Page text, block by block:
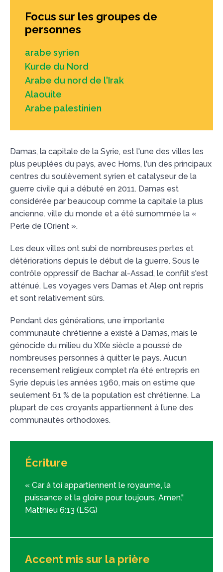
Focus sur les groupes de
personnes
arabe syrien
Kurde du Nord
Arabe du nord de l'Irak
Alaouite
Arabe palestinien
Damas, la capitale de la Syrie, est l'une des villes les
plus peuplées du pays, avec Homs, l'un des principaux
centres du soulèvement syrien et catalyseur de la
guerre civile qui a débuté en 2011. Damas est
considérée par beaucoup comme la capitale la plus
ancienne. ville du monde et a été surnommée la «
Perle de l’Orient ».
Les deux villes ont subi de nombreuses pertes et
détériorations depuis le début de la guerre. Sous le
contrôle oppressif de Bachar al-Assad, le conflit s'est
atténué. Les voyages vers Damas et Alep ont repris
et sont relativement sûrs.
Pendant des générations, une importante
communauté chrétienne a existé à Damas, mais le
génocide du milieu du XIXe siècle a poussé de
nombreuses personnes à quitter le pays. Aucun
recensement religieux complet n’a été entrepris en
Syrie depuis les années 1960, mais on estime que
seulement 61 % de la population est chrétienne. La
plupart de ces croyants appartiennent à l’une des
communautés orthodoxes.
Écriture
« Car à toi appartiennent le royaume, la
puissance et la gloire pour toujours. Amen."
Matthieu 6:13 (LSG)
Accent mis sur la prière